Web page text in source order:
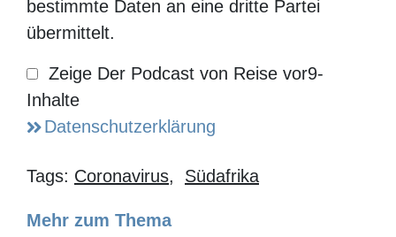
Podcast von
Inhalte